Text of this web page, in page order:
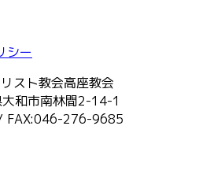
シー
スト教会高座教会
和市南林間2-14-1
276-9685